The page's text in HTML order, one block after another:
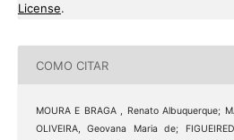
License.
COMO CITAR
MOURA E BRAGA , Renato Albuquerque;
OLIVEIRA, Geovana Maria de;